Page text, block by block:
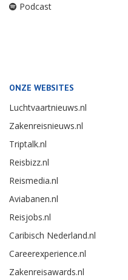
Podcast
ONZE WEBSITES
Luchtvaartnieuws.nl
Zakenreisnieuws.nl
Triptalk.nl
Reisbizz.nl
Reismedia.nl
Aviabanen.nl
Reisjobs.nl
Caribisch Nederland.nl
Careerexperience.nl
Zakenreisawards.nl